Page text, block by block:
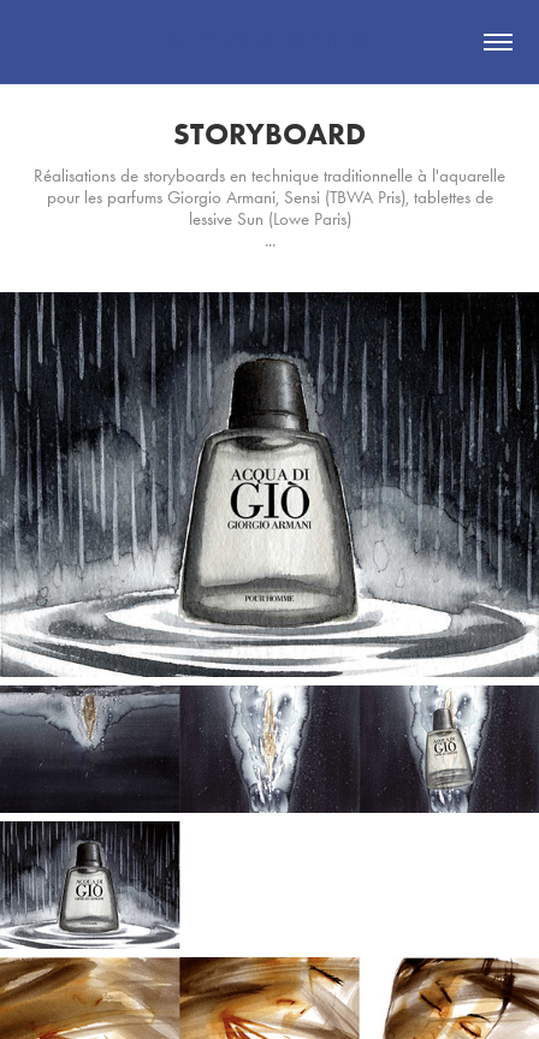
STORYBOARD
Réalisations de storyboards en technique traditionnelle à l'aquarelle
pour les parfums Giorgio Armani, Sensi (TBWA Pris), tablettes de
lessive Sun (Lowe Paris)
...